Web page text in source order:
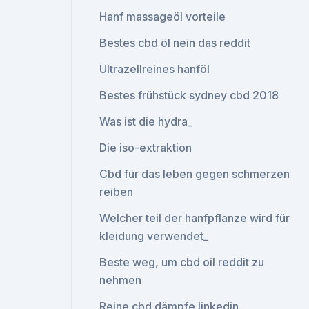
Hanf massageöl vorteile
Bestes cbd öl nein das reddit
Ultrazellreines hanföl
Bestes frühstück sydney cbd 2018
Was ist die hydra_
Die iso-extraktion
Cbd für das leben gegen schmerzen
reiben
Welcher teil der hanfpflanze wird für
kleidung verwendet_
Beste weg, um cbd oil reddit zu
nehmen
Reine cbd dämpfe linkedin